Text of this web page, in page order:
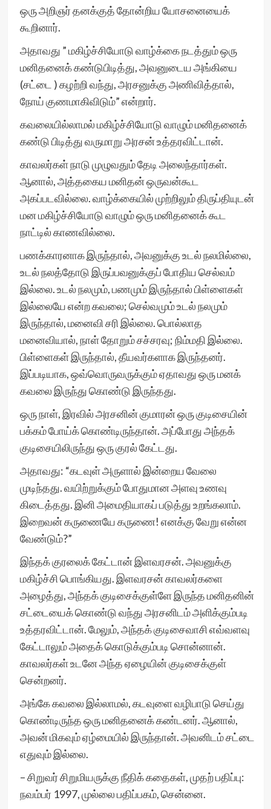
ஒரு அறிஞர் தனக்குத் தோன்றிய யோசனையைக்
கூறினார்.
அதாவது ” மகிழ்ச்சியோடு வாழ்க்கை நடத்தும் ஒரு
மனிதனைக் கண்டுபிடித்து, அவனுடைய அங்கியை
(சட்டை ) கழற்றி வந்து, அரசனுக்கு அணிவித்தால்,
நோய் குணமாகிவிடும்” என்றார்.
கவலையில்லாமல் மகிழ்ச்சியோடு வாழும் மனிதனைக்
கண்டு பிடித்து வருமாறு அரசன் உத்தரவிட்டான்.
காவலர்கள் நாடு முழுவதும் தேடி அலைந்தார்கள்.
ஆனால், அத்தகைய மனிதன் ஒருவன்கூட
அகப்படவில்லை. வாழ்க்கையில் முற்றிலும் திருப்தியுடன்
மன மகிழ்ச்சியோடு வாழும் ஒரு மனிதனைக் கூட
நாட்டில் காணவில்லை.
பணக்காரனாக இருந்தால், அவனுக்கு உடல் நலமில்லை,
உடல் நலத்தோடு இருப்பவனுக்குப் போதிய செல்வம்
இல்லை. உடல் நலமும், பணமும் இருந்தால் பிள்ளைகள்
இல்லையே என்ற கவலை; செல்வமும் உடல் நலமும்
இருந்தால், மனைவி சரி இல்லை. பொல்லாத
மனைவியால், நாள் தோறும் சச்சரவு; நிம்மதி இல்லை.
பிள்ளைகள் இருந்தால், தீயவர்களாக இருந்தனர்.
இப்படியாக, ஒவ்வொருவருக்கும் ஏதாவது ஒரு மனக்
கவலை இருந்து கொண்டு இருந்தது.
ஒரு நாள், இரவில் அரசனின் குமாரன் ஒரு குடிசையின்
பக்கம் போய்க் கொண்டிருந்தான். அப்போது அந்தக்
குடிசையிலிருந்து ஒரு குரல் கேட்டது.
அதாவது: “கடவுள் அருளால் இன்றைய வேலை
முடிந்தது. வயிற்றுக்கும் போதுமான அளவு உணவு
கிடைத்தது. இனி அமைதியாகப் படுத்து உறங்கலாம்.
இறைவன் கருணையே கருணை! எனக்கு வேறு என்ன
வேண்டும்?”
இந்தக் குரலைக் கேட்டான் இளவரசன். அவனுக்கு
மகிழ்ச்சி பொங்கியது. இளவரசன் காவலர்களை
அழைத்து, அந்தக் குடிசைக்குள்ளே இருந்த மனிதனின்
சட்டையைக் கொண்டு வந்து அரசனிடம் அளிக்கும்படி
உத்தரவிட்டான். மேலும், அந்தக் குடிசைவாசி எவ்வளவு
கேட்டாலும் அதைக் கொடுக்கும்படி சொன்னான்.
காவலர்கள் உடனே அந்த ஏழையின் குடிசைக்குள்
சென்றனர்.
அங்கே கவலை இல்லாமல், கடவுளை வழிபாடு செய்து
கொண்டிருந்த ஒரு மனிதனைக் கண்டனர். ஆனால்,
அவன் மிகவும் ஏழ்மையில் இருந்தான். அவனிடம் சட்டை
எதுவும் இல்லை.
– சிறுவர் சிறுமியருக்கு நீதிக் கதைகள், முதற் பதிப்பு:
நவம்பர் 1997, முல்லை பதிப்பகம், சென்னை.